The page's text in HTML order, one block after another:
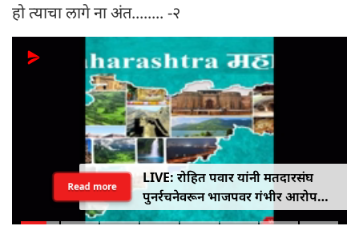
हो त्याचा लागे ना अंत........ -२
LIVE: रोहित पवार यांनी मतदारसंघ
पुनर्रचनेवरून भाजपवर गंभीर आरोप
केले
Read more